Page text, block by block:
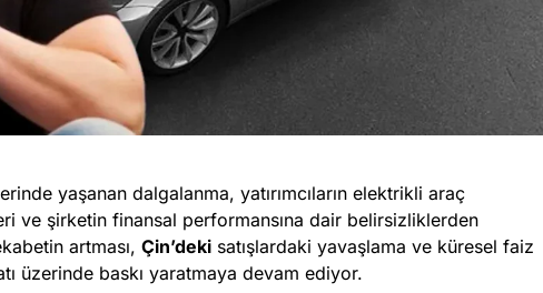
yaşanan dalgalanma, yatırımcıların elektrikli araç
ve şirketin finansal performansına dair belirsizliklerden
artması, Çin’deki satışlardaki yavaşlama ve küresel faiz
üzerinde baskı yaratmaya devam ediyor.